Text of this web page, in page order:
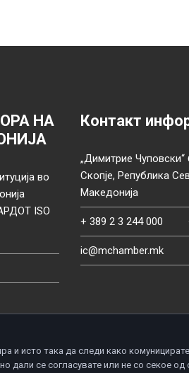
НА
во
ISO
Контакт
„Димитрие Чуповски“
Скопје, Република
Македонија
+ 389 2 3 244 000
ic@mchamber.mk
и исто така да следи како
дали се согласувате или не со секое